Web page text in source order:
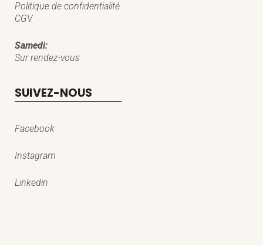
Politique de confidentialité
CGV
Samedi:
Sur rendez-vous
SUIVEZ-NOUS
Facebook
Instagram
Linkedin